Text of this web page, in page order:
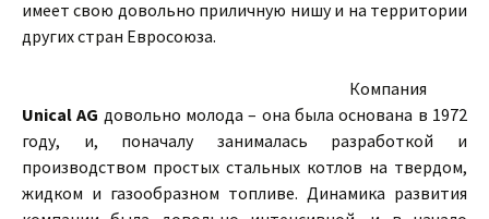
имеет свою довольно приличную нишу и на территории
других стран Евросоюза.
Компания
Unical AG довольно молода – она была основана в 1972
году, и, поначалу занималась разработкой и
производством простых стальных котлов на твердом,
жидком и газообразном топливе. Динамика развития